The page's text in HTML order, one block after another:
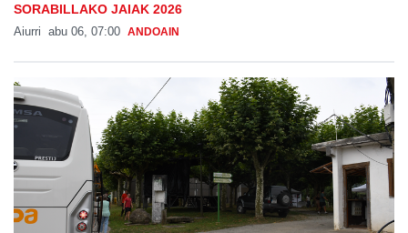
SORABILLAKO JAIAK 2026
Aiurri abu 06, 07:00 ANDOAIN